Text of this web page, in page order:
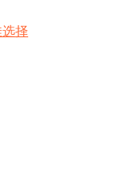
择